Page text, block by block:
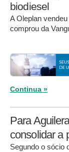
biodiesel
A Oleplan
comprou da
Continua »
Para
consolidar a
Segundo o sócio